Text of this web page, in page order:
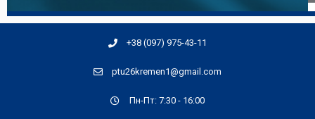
+38 (097) 975-43-11
ptu26kremen1@gmail.com
Пн-Пт: 7:30 - 16:00